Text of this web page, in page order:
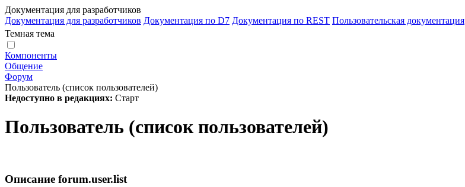
Документация для разработчиков
Документация для разработчиков Документация по D7 Документация по REST Пользовательская документация
Темная тема
Компоненты
Общение
Форум
Пользователь (список пользователей)
Недоступно в редакциях: Старт
Пользователь (список пользователей)
Описание forum.user.list